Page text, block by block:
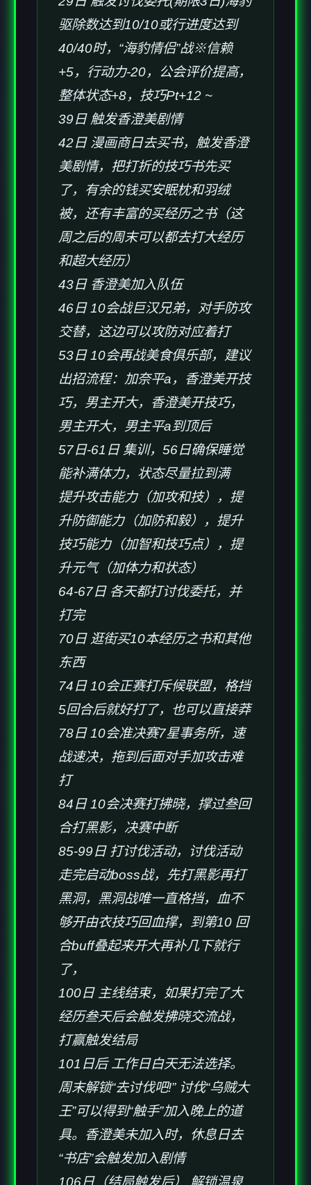
驱除数达到10/10或行进度达到
40/40时，“海豹情侣”战※信赖
+5，行动力-20，公会评价提高，
整体状态+8，技巧Pt+12 ~
39日 触发香澄美剧情
42日 漫画商日去买书，触发香澄
美剧情，把打折的技巧书先买
了，有余的钱买安眠枕和羽绒
被，还有丰富的买经历之书（这
周之后的周末可以都去打大经历
和超大经历）
43日 香澄美加入队伍
46日 10会战巨汉兄弟，对手防攻
交替，这边可以攻防对应着打
53日 10会再战美食俱乐部，建议
出招流程：加奈平a，香澄美开技
巧，男主开大，香澄美开技巧，
男主开大，男主平a到顶后
57日-61日 集训，56日确保睡觉
能补满体力，状态尽量拉到满
提升攻击能力（加攻和技），提
升防御能力（加防和毅），提升
技巧能力（加智和技巧点），提
升元气（加体力和状态）
64-67日 各天都打讨伐委托，并
打完
70日 逛街买10本经历之书和其他
东西
74日 10会正赛打斥候联盟，格挡
5回合后就好打了，也可以直接莽
78日 10会准决赛7星事务所，速
战速决，拖到后面对手加攻击难
打
84日 10会决赛打拂晓，撑过叁回
合打黑影，决赛中断
85-99日 打讨伐活动，讨伐活动
走完启动boss战，先打黑影再打
黑洞，黑洞战唯一直格挡，血不
够开由衣技巧回血撑，到第10 回
合buff叠起来开大再补几下就行
了，
100日 主线结束，如果打完了大
经历叁天后会触发拂晓交流战，
打赢触发结局
101日后 工作日白天无法选择。
周末解锁“去讨伐吧!” 讨伐“乌贼大
王”可以得到“触手”加入晚上的道
具。香澄美未加入时，休息日去
“书店”会触发加入剧情
106日（结局触发后） 解锁温泉